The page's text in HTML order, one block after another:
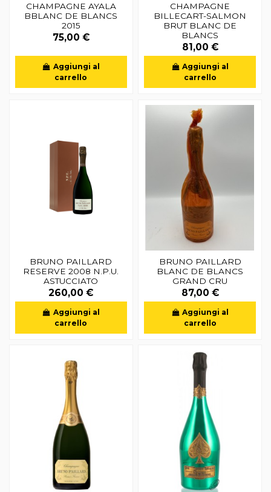
CHAMPAGNE AYALA
BBLANC DE BLANCS
2015
75,00 €
Aggiungi al
carrello
CHAMPAGNE
BILLECART-SALMON
BRUT BLANC DE
BLANCS
81,00 €
Aggiungi al
carrello
BRUNO PAILLARD
RESERVE 2008 N.P.U.
ASTUCCIATO
260,00 €
Aggiungi al
carrello
BRUNO PAILLARD
BLANC DE BLANCS
GRAND CRU
87,00 €
Aggiungi al
carrello